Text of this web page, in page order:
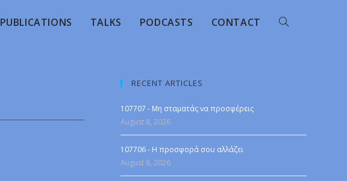
PUBLICATIONS TALKS PODCASTS CONTACT
RECENT ARTICLES
107707 - Μη σταματάς να προσφέρεις
August 8, 2026
107706 - Η προσφορά σου αλλάζει
August 8, 2026